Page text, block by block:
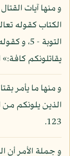
و منها آيات
الكتاب كقوله
التوبة -
يقاتلونكم كافة:»
و منها ما يأمر
الذين يلونكم من
123.
و جملة الأمر أن